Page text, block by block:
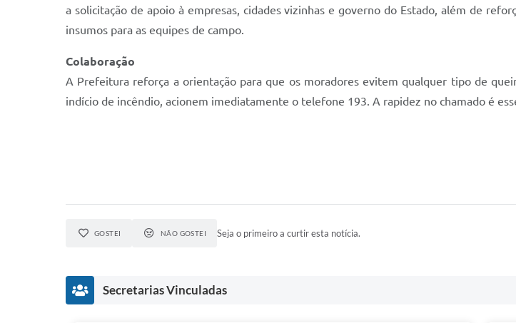
a solicitação de apoio à empresas, cidades vizinhas e governo do Estado, além de
insumos para as equipes de campo.
Colaboração
A Prefeitura reforça a orientação para que os moradores evitem qualquer tipo de
indício de incêndio, acionem imediatamente o telefone 193. A rapidez no chamado é
GOSTEI NÃO GOSTEI Seja o primeiro a curtir esta notícia.
Secretarias Vinculadas